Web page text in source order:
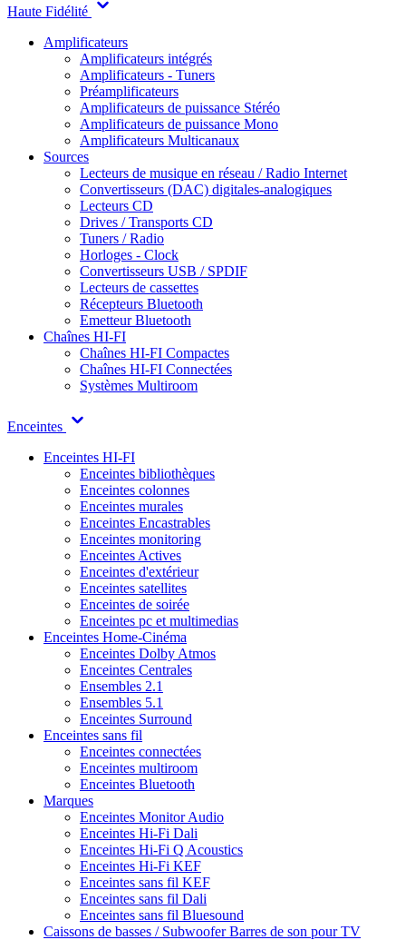
Haute Fidélité
Amplificateurs
Amplificateurs intégrés
Amplificateurs - Tuners
Préamplificateurs
Amplificateurs de puissance Stéréo
Amplificateurs de puissance Mono
Amplificateurs Multicanaux
Sources
Lecteurs de musique en réseau / Radio Internet
Convertisseurs (DAC) digitales-analogiques
Lecteurs CD
Drives / Transports CD
Tuners / Radio
Horloges - Clock
Convertisseurs USB / SPDIF
Lecteurs de cassettes
Récepteurs Bluetooth
Emetteur Bluetooth
Chaînes HI-FI
Chaînes HI-FI Compactes
Chaînes HI-FI Connectées
Systèmes Multiroom
Enceintes
Enceintes HI-FI
Enceintes bibliothèques
Enceintes colonnes
Enceintes murales
Enceintes Encastrables
Enceintes monitoring
Enceintes Actives
Enceintes d'extérieur
Enceintes satellites
Enceintes de soirée
Enceintes pc et multimedias
Enceintes Home-Cinéma
Enceintes Dolby Atmos
Enceintes Centrales
Ensembles 2.1
Ensembles 5.1
Enceintes Surround
Enceintes sans fil
Enceintes connectées
Enceintes multiroom
Enceintes Bluetooth
Marques
Enceintes Monitor Audio
Enceintes Hi-Fi Dali
Enceintes Hi-Fi Q Acoustics
Enceintes Hi-Fi KEF
Enceintes sans fil KEF
Enceintes sans fil Dali
Enceintes sans fil Bluesound
Caissons de basses / SubwooferBarres de son pour TV